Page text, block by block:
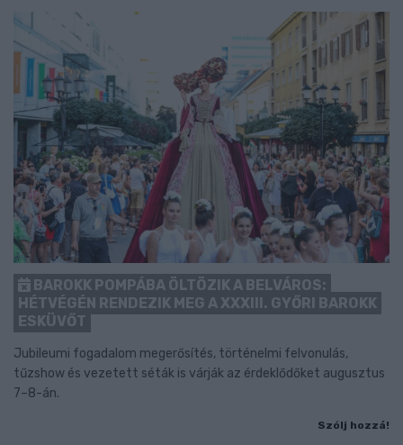
BAROKK POMPÁBA ÖLTÖZIK A BELVÁROS:
HÉTVÉGÉN RENDEZIK MEG A XXXIII. GYŐRI BAROKK
ESKÜVŐT
Jubileumi fogadalom megerősítés, történelmi felvonulás,
tűzshow és vezetett séták is várják az érdeklődőket augusztus
7–8-án.
Szólj hozzá!